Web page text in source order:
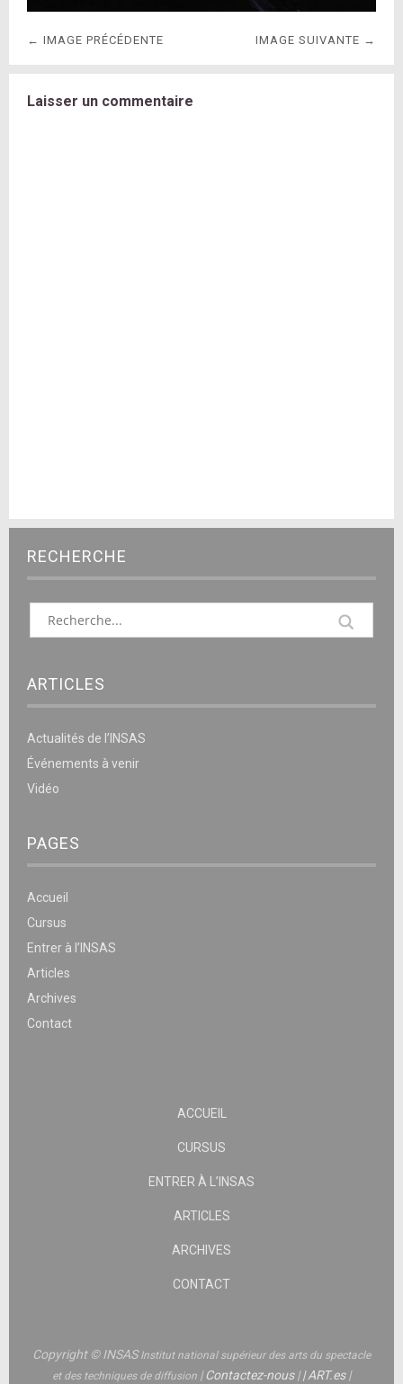
← IMAGE PRÉCÉDENTE IMAGE SUIVANTE →
Laisser un commentaire
RECHERCHE
ARTICLES
Actualités de l’INSAS
Événements à venir
Vidéo
PAGES
Accueil
Cursus
Entrer à l’INSAS
Articles
Archives
Contact
ACCUEIL
CURSUS
ENTRER À L’INSAS
ARTICLES
ARCHIVES
CONTACT
Copyright © INSASInstitut national supérieur des arts du spectacle
et des techniques de diffusion |Contactez-nous||ART.es|